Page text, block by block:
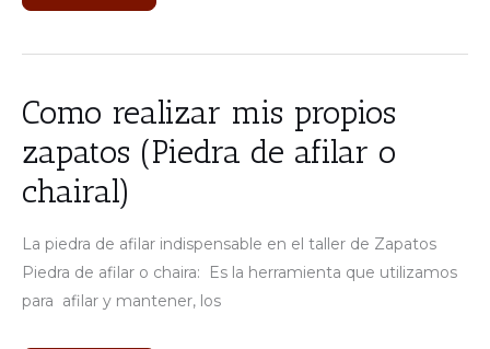
Como realizar mis propios
zapatos (Piedra de afilar o
chairal)
La piedra de afilar indispensable en el taller de Zapatos
Piedra de afilar o chaira: Es la herramienta que utilizamos
para afilar y mantener, los
realizar
mis
propios
zapatos
(Piedra
de
afilar
chairal)